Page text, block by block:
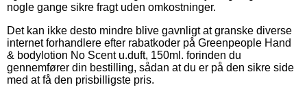
nogle gange sikre fragt uden omkostninger.
Det kan ikke desto mindre blive gavnligt at granske diverse
internet forhandlere efter rabatkoder på Greenpeople Hand
& bodylotion No Scent u.duft, 150ml. forinden du
gennemfører din bestilling, sådan at du er på den sikre side
med at få den prisbilligste pris.